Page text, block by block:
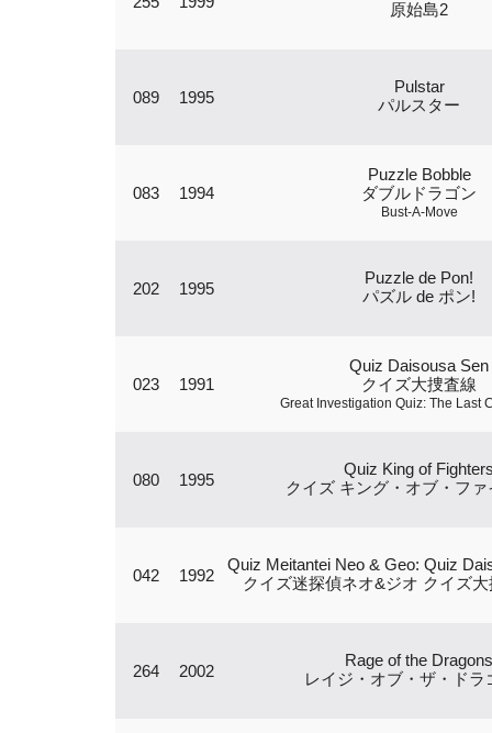
原始島2
089 1995
Pulstar
パルスター
083 1994
Puzzle Bobble
ダブルドラゴン
Bust-A-Move
202 1995
Puzzle de Pon!
パズル de ポン!
023 1991
Quiz Daisousa Sen
クイズ大捜査線
Great Investigation Quiz: The Last
080 1995
Quiz King of
クイズ キング・オブ・フ
042 1992
Quiz Meitantei Neo & Geo: Quiz
クイズ迷探偵ネオ&ジオ クイズ
264 2002
Rage of the Dragons
レイジ・オブ・ザ・ドラ